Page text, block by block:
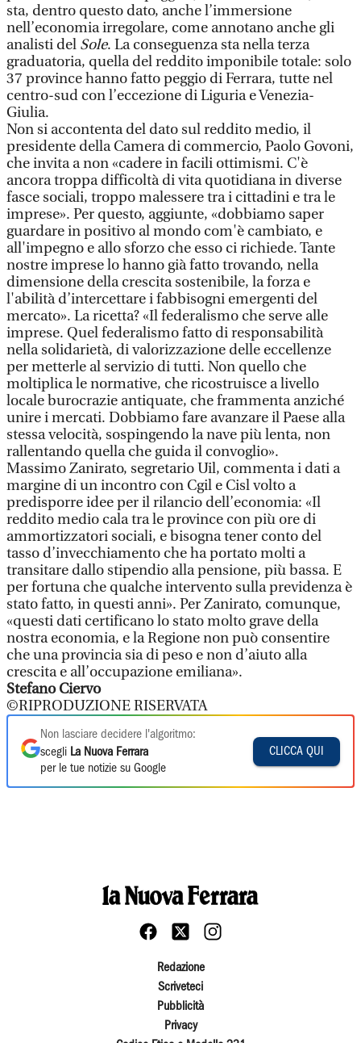
sta, dentro questo dato, anche l’immersione
nell’economia irregolare, come annotano anche gli
analisti del Sole. La conseguenza sta nella terza
graduatoria, quella del reddito imponibile totale: solo
37 province hanno fatto peggio di Ferrara, tutte nel
centro-sud con l’eccezione di Liguria e Venezia-
Giulia.
Non si accontenta del dato sul reddito medio, il
presidente della Camera di commercio, Paolo Govoni,
che invita a non «cadere in facili ottimismi. C'è
ancora troppa difficoltà di vita quotidiana in diverse
fasce sociali, troppo malessere tra i cittadini e tra le
imprese». Per questo, aggiunte, «dobbiamo saper
guardare in positivo al mondo com'è cambiato, e
all'impegno e allo sforzo che esso ci richiede. Tante
nostre imprese lo hanno già fatto trovando, nella
dimensione della crescita sostenibile, la forza e
l'abilità d’intercettare i fabbisogni emergenti del
mercato». La ricetta? «Il federalismo che serve alle
imprese. Quel federalismo fatto di responsabilità
nella solidarietà, di valorizzazione delle eccellenze
per metterle al servizio di tutti. Non quello che
moltiplica le normative, che ricostruisce a livello
locale burocrazie antiquate, che frammenta anziché
unire i mercati. Dobbiamo fare avanzare il Paese alla
stessa velocità, sospingendo la nave più lenta, non
rallentando quella che guida il convoglio».
Massimo Zanirato, segretario Uil, commenta i dati a
margine di un incontro con Cgil e Cisl volto a
predisporre idee per il rilancio dell’economia: «Il
reddito medio cala tra le province con più ore di
ammortizzatori sociali, e bisogna tener conto del
tasso d’invecchiamento che ha portato molti a
transitare dallo stipendio alla pensione, più bassa. E
per fortuna che qualche intervento sulla previdenza è
stato fatto, in questi anni». Per Zanirato, comunque,
«questi dati certificano lo stato molto grave della
nostra economia, e la Regione non può consentire
che una provincia sia di peso e non d’aiuto alla
crescita e all’occupazione emiliana».
Stefano Ciervo
©RIPRODUZIONE RISERVATA
Non lasciare decidere l'algoritmo:
scegli La Nuova Ferrara
per le tue notizie su Google
CLICCA QUI
Redazione
Scriveteci
Pubblicità
Privacy